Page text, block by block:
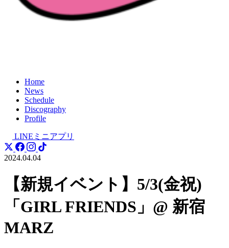
Home
News
Schedule
Discography
Profile
LINEミニアプリ
2024.04.04
【新規イベント】5/3(金祝)
「GIRL FRIENDS」@ 新宿
MARZ